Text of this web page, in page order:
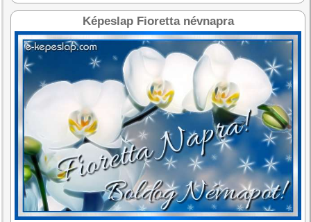
Képeslap Fioretta névnapra